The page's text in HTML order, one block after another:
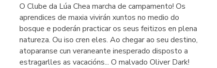
O Clube da Lúa Chea marcha de campamento! Os
aprendices de maxia vivirán xuntos no medio do
bosque e poderán practicar os seus feitizos en plena
natureza. Ou iso cren eles. Ao chegar ao seu destino,
atoparanse cun veraneante inesperado disposto a
estragarlles as vacacións... O malvado Oliver Dark!